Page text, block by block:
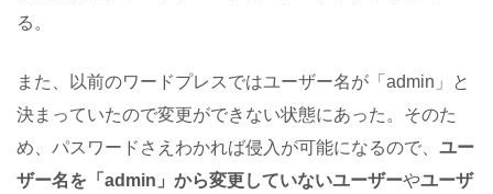
る。
また、以前のワードプレスではユーザー名が「admin」と
決まっていたので変更ができない状態にあった。そのた
め、パスワードさえわかれば侵入が可能になるので、 ユー
ザー名を「admin」から変更していないユーザーやユーザ